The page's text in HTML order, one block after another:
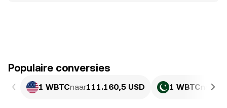
Populaire conversies
1 WBTCnaar111.160,5 USD 1 WBTCnaar